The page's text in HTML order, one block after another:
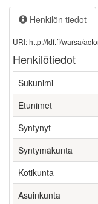
Henkilön tiedot
URI: http://ldf.fi/warsa/
Henkilötiedot
Sukunimi
Etunimet
Syntynyt
Syntymäkunta
Kotikunta
Asuinkunta